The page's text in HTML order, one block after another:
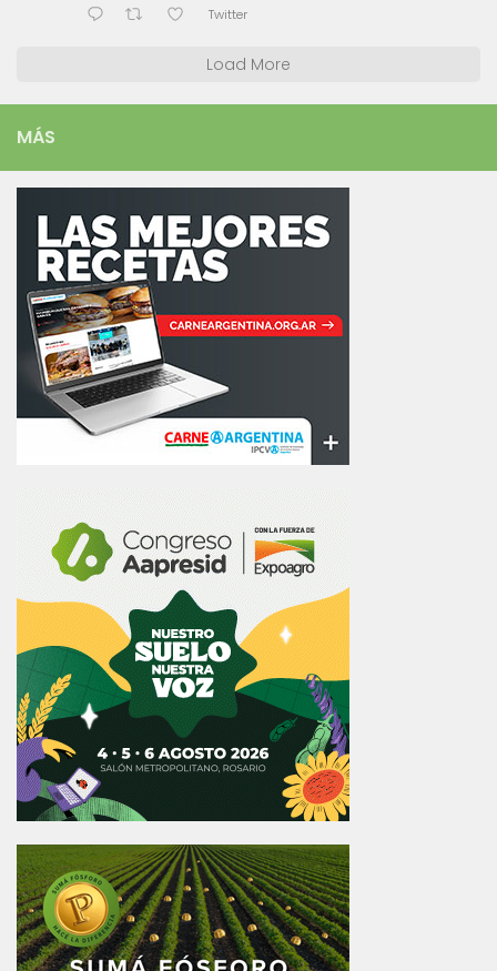
Twitter
Load More
MÁS